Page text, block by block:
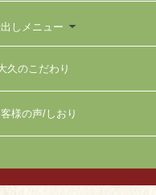
しメニュー
久のこだわり
様の声/しおり